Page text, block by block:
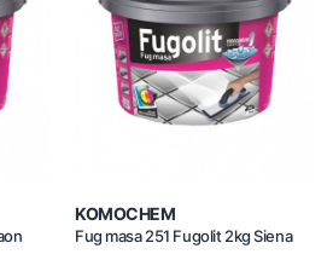
KOMOCHEM
Fug masa 251 Fugolit 2kg Siena